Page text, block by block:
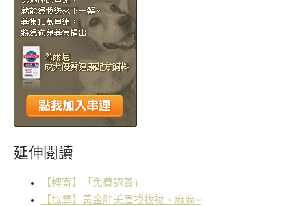
延伸閱讀
【轉寄】「免費認養」
【協尋】黃金胖美眉找拔拔、麻麻~